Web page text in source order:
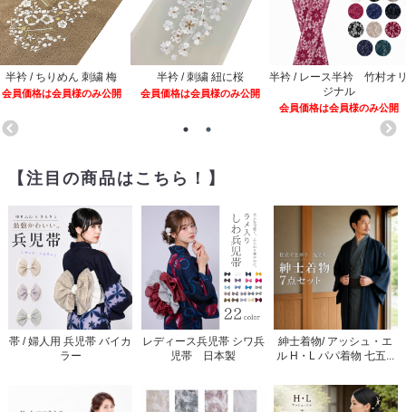
半衿 / ちりめん 刺繍 梅
会員価格は会員様のみ公開
半衿 / 刺繍 紐に桜
会員価格は会員様のみ公開
半衿 / レース半衿 竹村オ
ジナル
会員価格は会員様のみ公開
【注目の商品はこちら！】
帯 / 婦人用 兵児帯 バイカ
ラー
レディース兵児帯 シワ兵
児帯 日本製
紳士着物/ アッシュ・エ
ル H・L パパ着物 七五...